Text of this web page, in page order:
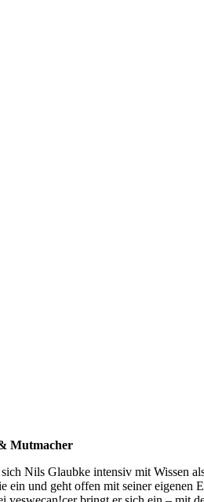
Mutmacher
Nils Glaubke intensiv mit Wissen
ein und geht offen mit seiner